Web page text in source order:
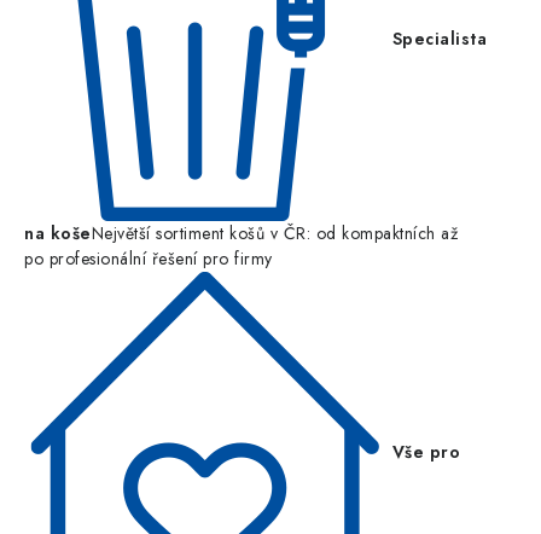
Specialista
na košeNejvětší sortiment košů v ČR: od kompaktních až
po profesionální řešení pro firmy
Vše pro